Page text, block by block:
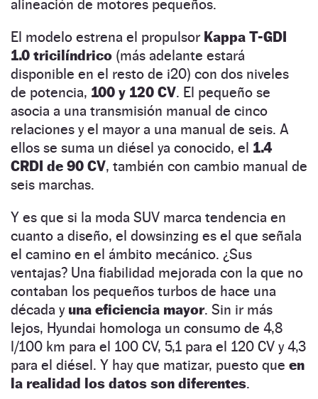
alineación de motores pequeños.
El modelo estrena el propulsor Kappa T-GDI
1.0 tricilíndrico (más adelante estará
disponible en el resto de i20) con dos niveles
de potencia, 100 y 120 CV. El pequeño se
asocia a una transmisión manual de cinco
relaciones y el mayor a una manual de seis. A
ellos se suma un diésel ya conocido, el 1.4
CRDI de 90 CV, también con cambio manual de
seis marchas.
Y es que si la moda SUV marca tendencia en
cuanto a diseño, el dowsinzing es el que señala
el camino en el ámbito mecánico. ¿Sus
ventajas? Una fiabilidad mejorada con la que no
contaban los pequeños turbos de hace una
década y una eficiencia mayor. Sin ir más
lejos, Hyundai homologa un consumo de 4,8
l/100 km para el 100 CV, 5,1 para el 120 CV y 4,3
para el diésel. Y hay que matizar, puesto que en
la realidad los datos son diferentes.